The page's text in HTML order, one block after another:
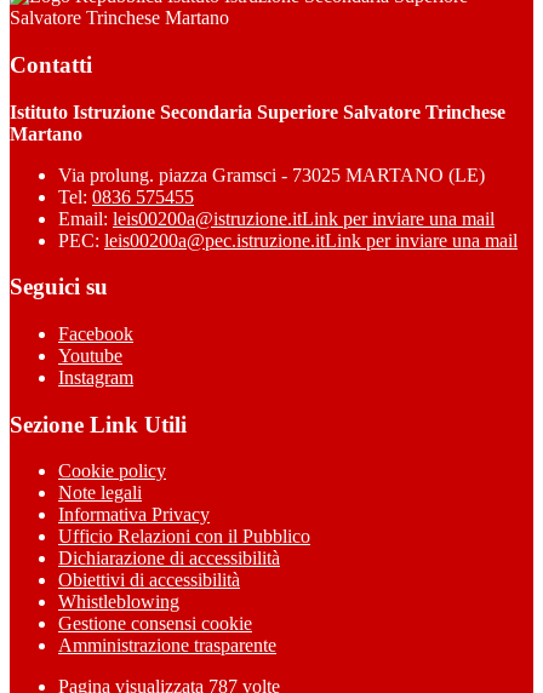
Salvatore Trinchese Martano
Contatti
Istituto Istruzione Secondaria Superiore Salvatore Trinchese
Martano
Via prolung. piazza Gramsci - 73025 MARTANO (LE)
Tel: 0836 575455
Email: leis00200a@istruzione.itLink per inviare una mail
PEC: leis00200a@pec.istruzione.itLink per inviare una mail
Seguici su
Facebook
Youtube
Instagram
Sezione Link Utili
Cookie policy
Note legali
Informativa Privacy
Ufficio Relazioni con il Pubblico
Dichiarazione di accessibilità
Obiettivi di accessibilità
Whistleblowing
Gestione consensi cookie
Amministrazione trasparente
Pagina visualizzata 787 volte